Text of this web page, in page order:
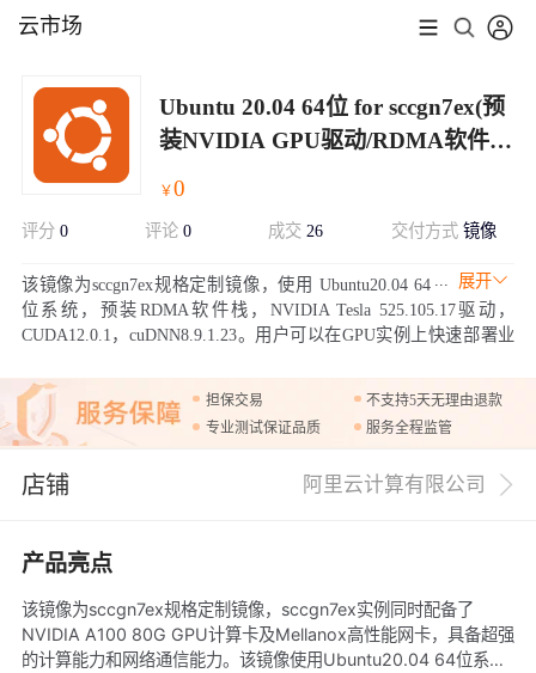
云市场
Ubuntu 20.04 64位 for sccgn7ex(预
装NVIDIA GPU驱动/RDMA软件
￥0
评分 0 评论 0 成交 26 交付方式镜像
展开
该镜像为sccgn7ex规格定制镜像，使用 Ubuntu20.04 64
位系统，预装RDMA软件栈，NVIDIA Tesla 525.105.17驱动，
CUDA12.0.1，cuDNN8.9.1.23。用户可以在GPU实例上快速部署业
担保交易
不支持5天无理由退款
专业测试保证品质
服务全程监管
店铺 阿里云计算有限公司
产品亮点
该镜像为sccgn7ex规格定制镜像，sccgn7ex实例同时配备了
NVIDIA A100 80G GPU计算卡及Mellanox高性能网卡，具备超强
的计算能力和网络通信能力。该镜像使用Ubuntu20.04 64位系